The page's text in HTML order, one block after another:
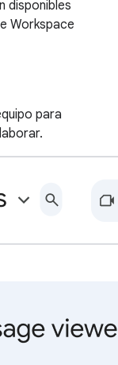
disponibles
Workspace
para